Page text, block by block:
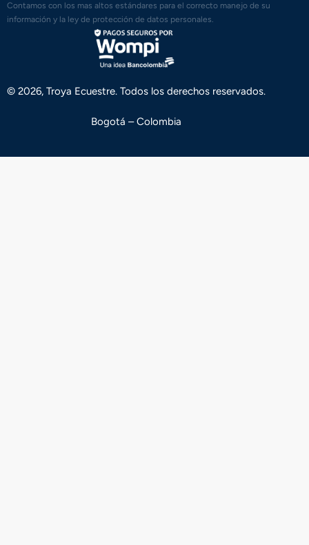
Contamos con los mas altos estándares para el correcto manejo de su
información y la ley de protección de datos personales.
© 2026, Troya Ecuestre. Todos los derechos reservados.
Bogotá – Colombia